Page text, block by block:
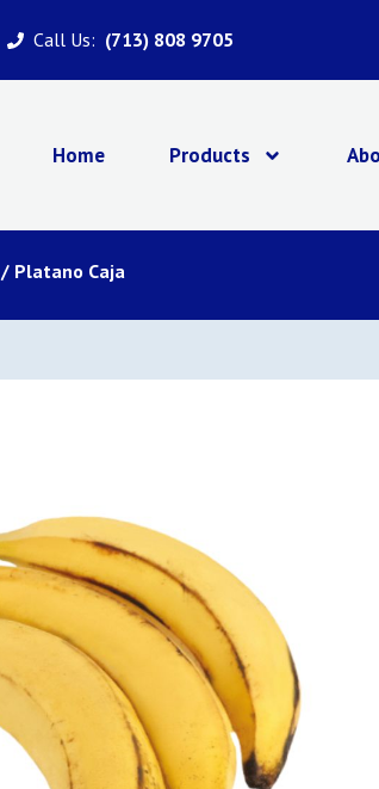
Call Us: (713) 808 9705
Home Products
/ Platano Caja